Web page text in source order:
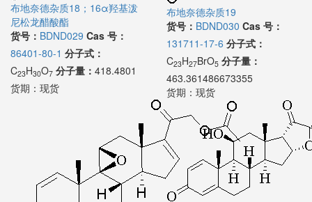
布地奈德杂质18；16α羟基泼
尼松龙醋酸酯
货号： BDND029 Cas 号：
86401-80-1 分子式：
C23H30O7 分子量： 418.4801
货期： 现货
布地奈德杂质19
货号： BDND030 Cas 号：
131711-17-6 分子式：
C23H27BrO5 分子量：
463.361486673355
货期： 现货